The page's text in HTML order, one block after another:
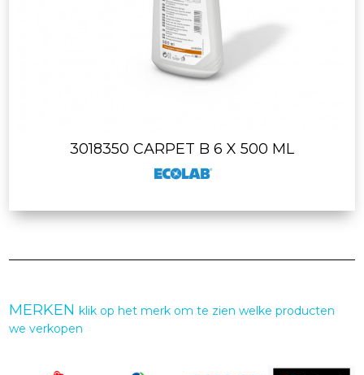
3018350 CARPET B 6 X 500 ML
MERKENklik op het merk om te zien welke producten
we verkopen